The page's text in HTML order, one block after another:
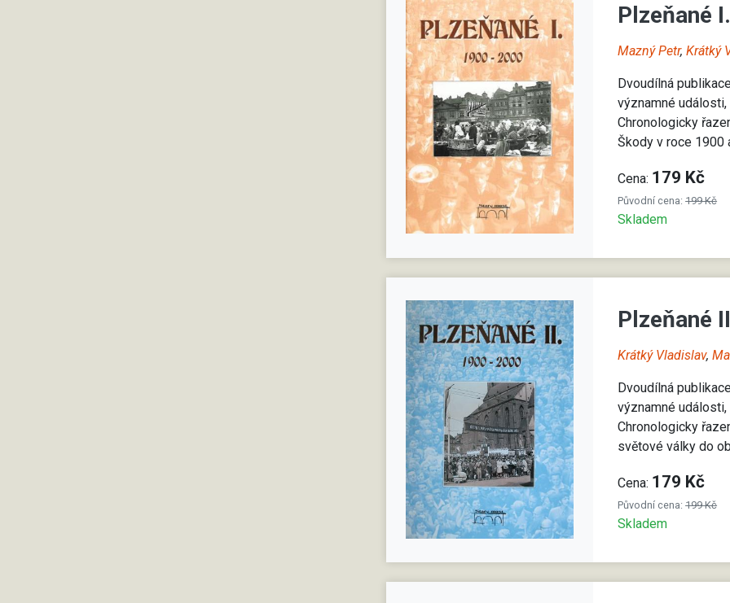
Plzeňané
Mazný Petr,Krátký
Dvoudílná
významné
Chronologicky
Škody v roce 1900
Cena: 179 Kč
Původní cena:199 Kč
Skladem
Plzeňané
Krátký Vladislav,
Dvoudílná
významné
Chronologicky
světové války do
Cena: 179 Kč
Původní cena:199 Kč
Skladem